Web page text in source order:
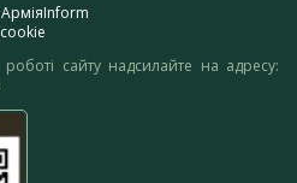
сайту надсилайте на адресу: